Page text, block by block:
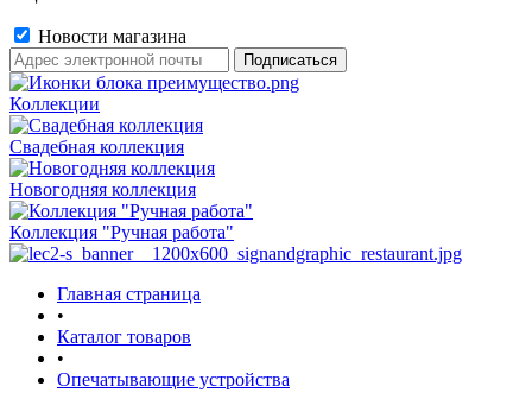
Новости магазина
Коллекции
Свадебная коллекция
Новогодняя коллекция
Коллекция "Ручная работа"
Главная страница
•
Каталог товаров
•
Опечатывающие устройства